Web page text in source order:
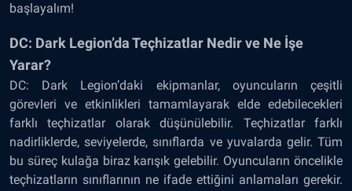
başlayalım!
DC: Dark Legion’da Teçhizatlar Nedir ve Ne İşe
Yarar?
DC: Dark Legion’daki ekipmanlar, oyuncuların çeşitli
görevleri ve etkinlikleri tamamlayarak elde edebilecekleri
farklı teçhizatlar olarak düşünülebilir. Teçhizatlar farklı
nadirliklerde, seviyelerde, sınıflarda ve yuvalarda gelir. Tüm
bu süreç kulağa biraz karışık gelebilir. Oyuncuların öncelikle
teçhizatların sınıflarının ne ifade ettiğini anlamaları gerekir.